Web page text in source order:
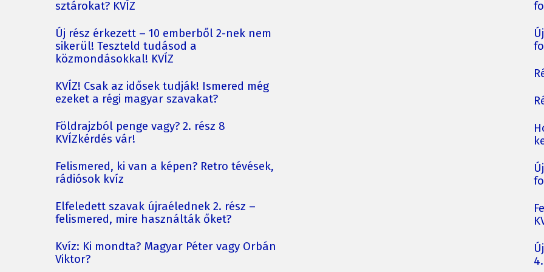
sztárokat? KVÍZ
Új rész érkezett – 10 emberből 2-nek nem
sikerül! Teszteld tudásod a
közmondásokkal! KVÍZ
KVÍZ! Csak az idősek tudják! Ismered még
ezeket a régi magyar szavakat?
Földrajzból penge vagy? 2. rész 8
KVÍZkérdés vár!
Felismered, ki van a képen? Retro tévések,
rádiósok kvíz
Elfeledett szavak újraélednek 2. rész –
felismered, mire használták őket?
Kvíz: Ki mondta? Magyar Péter vagy Orbán
Viktor?